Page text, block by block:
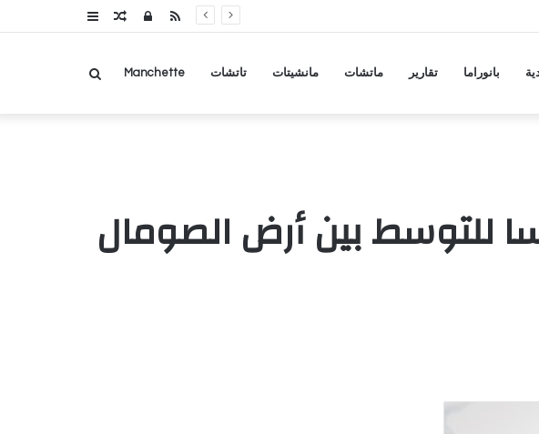
عمودمقالتسجيلRSS
بانوراما تقارير ماتشات مانشيتات تاتشات Manchette بحث
للتوسط بين أرض الصومال